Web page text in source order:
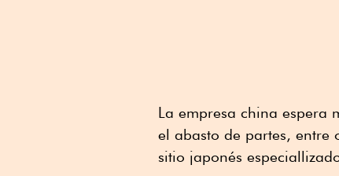
La empresa china espera
el abasto de partes, entre
sitio japonés